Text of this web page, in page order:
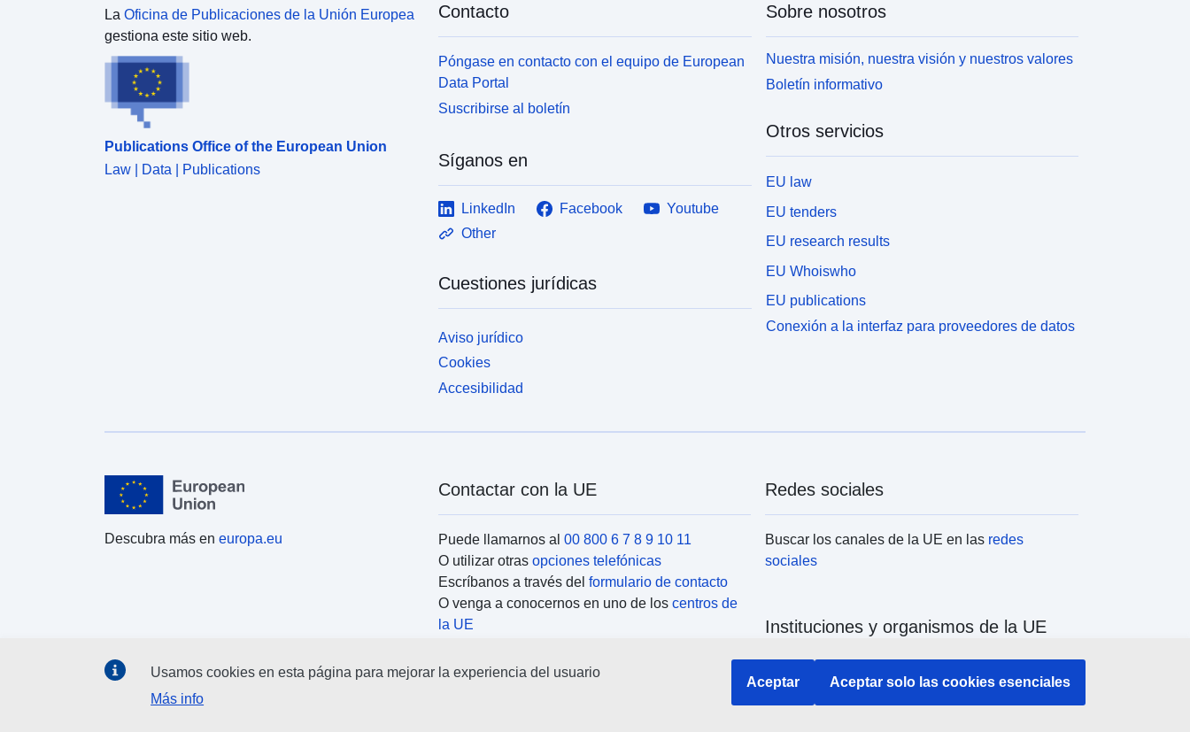
La Oficina de Publicaciones de la Unión Europea
gestiona este sitio web.
Publications Office of the European Union
Law | Data | Publications
Contacto
Póngase en contacto con el equipo de European
Data Portal
Suscribirse al boletín
Síganos en
LinkedIn Facebook
Youtube
Other
Cuestiones jurídicas
Aviso jurídico
Cookies
Accesibilidad
Sobre nosotros
Nuestra misión, nuestra visión y nuestros valores
Boletín informativo
Otros servicios
EU law
EU tenders
EU research results
EU Whoiswho
EU publications
Conexión a la interfaz para proveedores de datos
Descubra más en europa.eu
Contactar con la UE
Puede llamarnos al 00 800 6 7 8 9 10 11
O utilizar otras opciones telefónicas
Escríbanos a través del formulario de contacto
O venga a conocernos en uno de los centros de
la UE
Redes sociales
Buscar los canales de la UE en las redes
sociales
Instituciones y organismos de la UE
Buscar todas las instituciones y órganos de la UE
Usamos cookies en esta página para mejorar la experiencia del usuario
Más info
Aceptar Aceptar solo las cookies esenciales